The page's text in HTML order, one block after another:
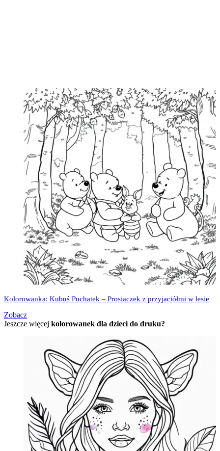
Kolorowanka: Kubuś Puchatek – Prosiaczek z przyjaciółmi w lesie
Zobacz
Jeszcze więcej kolorowanek dla dzieci do druku?